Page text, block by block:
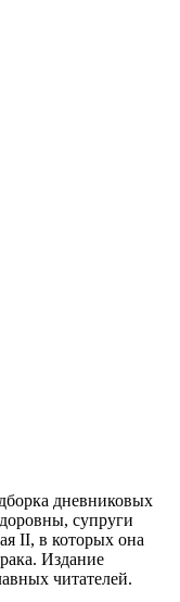
дневниковых
супруги
II, в которых она
Издание
читателей.